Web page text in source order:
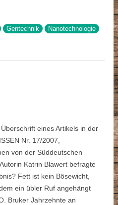
Gentechnik Nanotechnologie
eines Artikels in der
Nr. 17/2007,
von der Süddeutschen
Katrin Blawert befragte
Fett ist kein Bösewicht,
ein übler Ruf angehängt
Bruker Jahrzehnte an